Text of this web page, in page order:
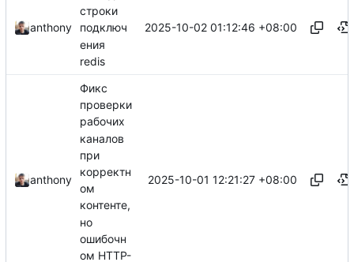
anthony
строки
подключ
ения
redis
2025-10-02 01:12:46 +08:00
anthony
Фикс
проверки
рабочих
каналов
при
корректн
ом
контенте,
но
ошибочн
ом HTTP-
2025-10-01 12:21:27 +08:00